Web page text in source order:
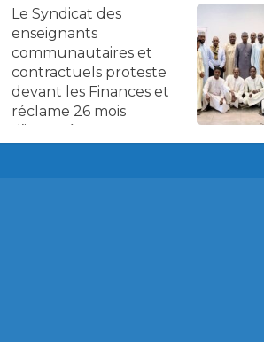
Le Syndicat des
enseignants
communautaires et
contractuels proteste
devant les Finances et
réclame 26 mois